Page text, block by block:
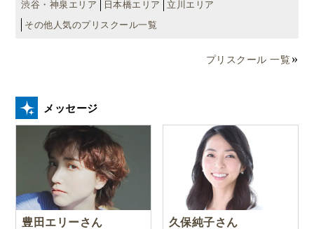
渋谷・神泉エリア 日本橋エリア
立川エリア
その他人気のプリスクール一覧
プリスクール 一覧
メッセージ
豊田エリーさん 久保純子さん